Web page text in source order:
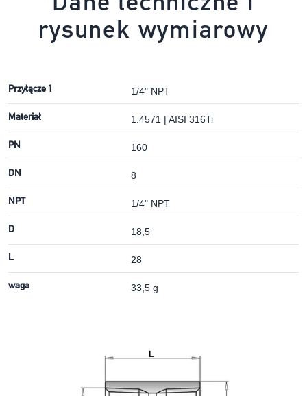
rysunek wymiarowy
Przyłącze 1 1/4" NPT
Materiał 1.4571 | AISI 316Ti
PN 160
DN 8
NPT 1/4" NPT
D 18,5
L 28
waga 33,5 g